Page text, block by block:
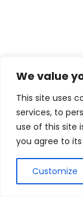
We value
This site uses
services, to
use of this site
you agree to
Customize